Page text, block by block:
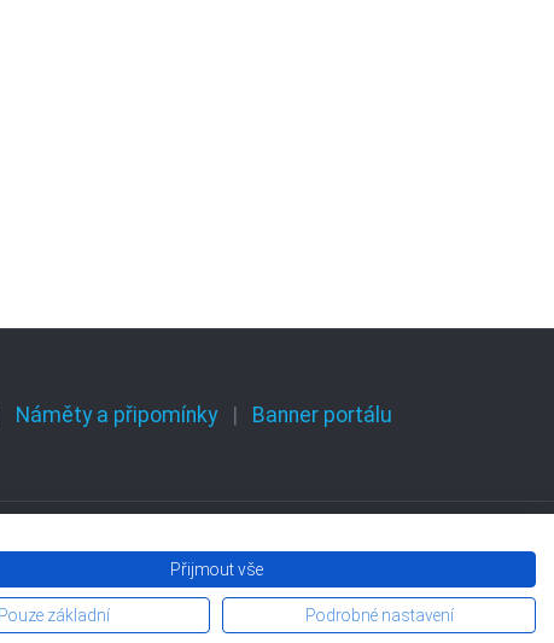
Náměty a připomínky Banner portálu
kraje
Přijmout vše
Pouze základní Podrobné nastavení